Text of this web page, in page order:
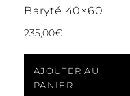
Baryté 40×60
235,00€
AJOUTER AU
PANIER